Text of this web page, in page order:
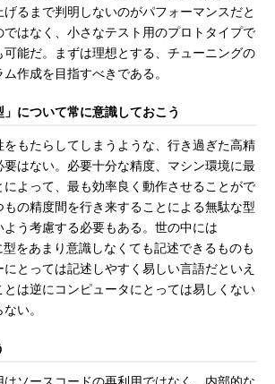
るまで判明しないのがパフォーマンスだと
ではなく、小さなテスト用のプロトタイプで
可能だ。まずは理想とする、チューニングの
作成を目指すべきである。
について常に意識しておこう
もたらしてしまうような、行き過ぎた高精
要はない。必要十分な精度、マシン環境に最
よって、最も効率良く動作させることがで
もの精度間を行き来することによる無駄な型
う考慮する必要もある。世の中には
をあまり意識しなくても記述できるものも
とっては記述しやすく易しい言語だといえ
とは逆にコンピュータにとっては易しくない
い。